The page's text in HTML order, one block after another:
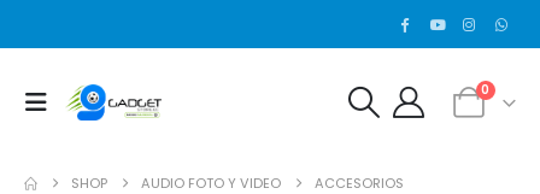
0
SHOP AUDIO FOTO Y VIDEO ACCESORIOS